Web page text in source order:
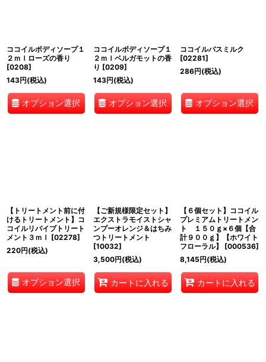
ココイルボディソープ１
２ｍｌローズの香り
[0208]
143円(税込)
オプション選択
ココイルボディソープ１
２ｍｌベルガモットの香
り [0209]
143円(税込)
オプション選択
ココイルバスミルク
[02281]
286円(税込)
オプション選択
【トリートメント前に付
けるトリートメント】コ
コイルリバイブトリート
メント３ｍｌ [02278]
220円(税込)
オプション選択
【ご新規様限定セット】
エクストラモイストシャ
ンプーオレンジ＆はちみ
つトリートメント
[10032]
3,500円(税込)
カートに入れる
【６個セット】ココイル
プレミアムトリートメン
ト １５０ｇ×６個【合
計９００ｇ】【ホワイト
フローラル】
[000536]
8,145円(税込)
カートに入れる